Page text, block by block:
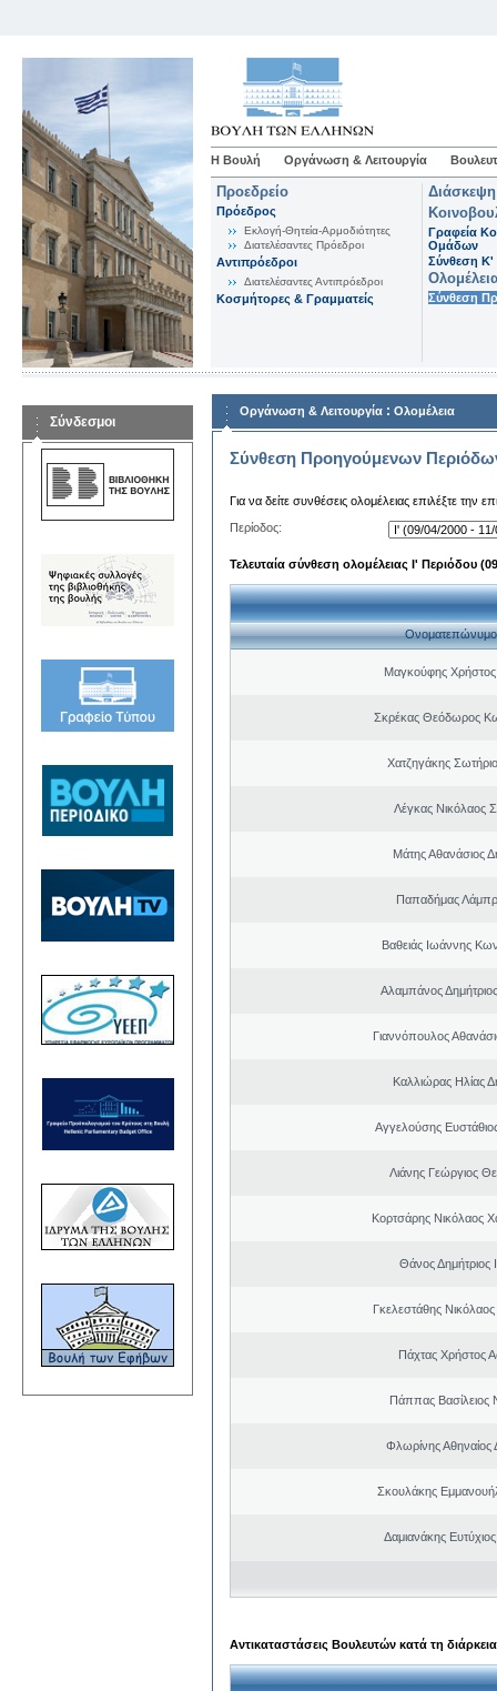
Η Βουλή Οργάνωση & Λειτουργία
Προεδρείο
Πρόεδρος
Εκλογή-Θητεία-Αρμοδιότητες
Διατελέσαντες Πρόεδροι
Αντιπρόεδροι
Διατελέσαντες Αντιπρόεδροι
Κοσμήτορες & Γραμματείς
Γραφεία
Ομάδων
Σύνθεση K'
Σύνθεση
Σύνδεσμοι
Οργάνωση & Λειτουργία : Ολομέλεια
Σύνθεση Προηγούμενων
Για να δείτε συνθέσεις ολομέλειας επιλέξτε την
Περίοδος:
Τελευταία σύνθεση ολομέλειας Ι' Περιόδου
Ονοματεπώνυμο
Μαγκούφης Χρήστος
Σκρέκας Θεόδωρος
Χατζηγάκης
Λέγκας Νικόλαος
Μάτης Αθανάσιος
Παπαδήμας
Βαθειάς Ιωάννης
Αλαμπάνος
Γιαννόπουλος
Καλλιώρας Ηλίας
Αγγελούσης
Λιάνης Γεώργιος
Κορτσάρης Νικόλαος
Θάνος Δημήτριος
Γκελεστάθης
Πάχτας Χρήστος
Πάππας Βασίλειος
Φλωρίνης Αθηναίος
Σκουλάκης
Δαμιανάκης
Αντικαταστάσεις Βουλευτών κατά τη